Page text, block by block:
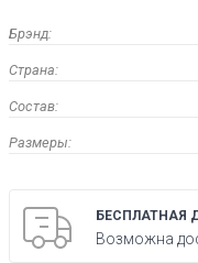
Брэнд:
Страна:
Состав:
Размеры:
БЕСПЛАТНАЯ
Возможна